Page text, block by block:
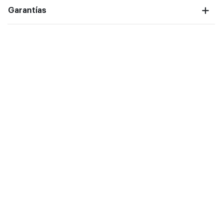
Garantías